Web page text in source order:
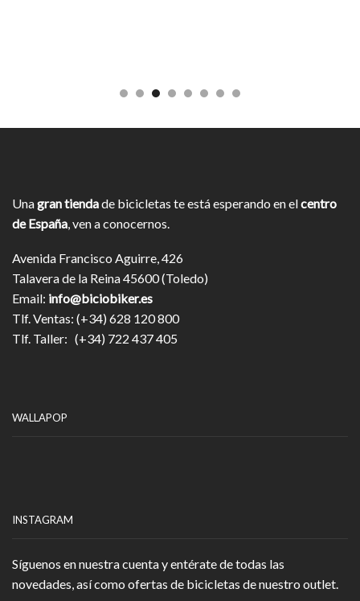
Unagran tiendade bicicletas te está esperando en elcentro
de España, ven a conocernos.
Avenida Francisco Aguirre, 426
Talavera de la Reina 45600 (Toledo)
Email: info@biciobiker.es
Tlf. Ventas: (+34) 628 120 800
Tlf. Taller: (+34) 722 437 405
WALLAPOP
INSTAGRAM
Síguenos en nuestra cuenta y entérate de todas las
novedades, así como ofertas de bicicletas de nuestro outlet.